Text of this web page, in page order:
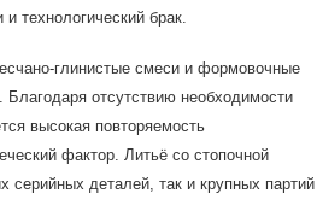
технологический брак.
глинистые смеси и формовочные
отсутствию необходимости
высокая повторяемость
фактор. Литьё со стопочной
серийных деталей, так и крупных партий